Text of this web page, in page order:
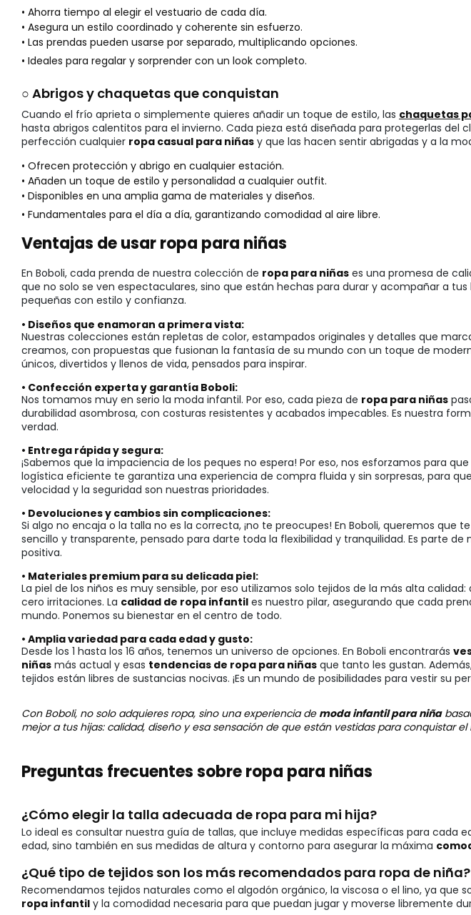
• Ahorra tiempo al elegir el vestuario de cada día.
• Asegura un estilo coordinado y coherente sin esfuerzo.
• Las prendas pueden usarse por separado, multiplicando opciones.
• Ideales para regalar y sorprender con un look completo.
○ Abrigos y chaquetas que conquistan
Cuando el frío aprieta o simplemente quieres añadir un toque de estilo, las chaquetas
hasta abrigos calentitos para el invierno. Cada pieza está diseñada para protegerlas
perfección cualquier ropa casual para niñas y que las hacen sentir abrigadas y a la
• Ofrecen protección y abrigo en cualquier estación.
• Añaden un toque de estilo y personalidad a cualquier outfit.
• Disponibles en una amplia gama de materiales y diseños.
• Fundamentales para el día a día, garantizando comodidad al aire libre.
Ventajas de usar ropa para niñas
En Boboli, cada prenda de nuestra colección de ropa para niñas es una promesa de
que no solo se ven espectaculares, sino que están hechas para durar y acompañar a
pequeñas con estilo y confianza.
• Diseños que enamoran a primera vista:
Nuestras colecciones están repletas de color, estampados originales y detalles que
creamos, con propuestas que fusionan la fantasía de su mundo con un toque de
únicos, divertidos y llenos de vida, pensados para inspirar.
• Confección experta y garantía Boboli:
Nos tomamos muy en serio la moda infantil. Por eso, cada pieza de ropa para niñas
durabilidad asombrosa, con costuras resistentes y acabados impecables. Es nuestra
verdad.
• Entrega rápida y segura:
¡Sabemos que la impaciencia de los peques no espera! Por eso, nos esforzamos para
logística eficiente te garantiza una experiencia de compra fluida y sin sorpresas, para
velocidad y la seguridad son nuestras prioridades.
• Devoluciones y cambios sin complicaciones:
Si algo no encaja o la talla no es la correcta, ¡no te preocupes! En Boboli, queremos
sencillo y transparente, pensado para darte toda la flexibilidad y tranquilidad. Es parte
positiva.
• Materiales premium para su delicada piel:
La piel de los niños es muy sensible, por eso utilizamos solo tejidos de la más alta
cero irritaciones. La calidad de ropa infantil es nuestro pilar, asegurando que cada
mundo. Ponemos su bienestar en el centro de todo.
• Amplia variedad para cada edad y gusto:
Desde los 1 hasta los 16 años, tenemos un universo de opciones. En Boboli encontrarás
niñas más actual y esas tendencias de ropa para niñas que tanto les gustan.
tejidos están libres de sustancias nocivas. ¡Es un mundo de posibilidades para vestir su
Con Boboli, no solo adquieres ropa, sino una experiencia de moda infantil para niña
mejor a tus hijas: calidad, diseño y esa sensación de que están vestidas para conquistar
Preguntas frecuentes sobre ropa para niñas
¿Cómo elegir la talla adecuada de ropa para mi hija?
Lo ideal es consultar nuestra guía de tallas, que incluye medidas específicas para
edad, sino también en sus medidas de altura y contorno para asegurar la máxima
¿Qué tipo de tejidos son los más recomendados para ropa de niña?
Recomendamos tejidos naturales como el algodón orgánico, la viscosa o el lino, ya que
ropa infantil y la comodidad necesaria para que puedan jugar y moverse libremente